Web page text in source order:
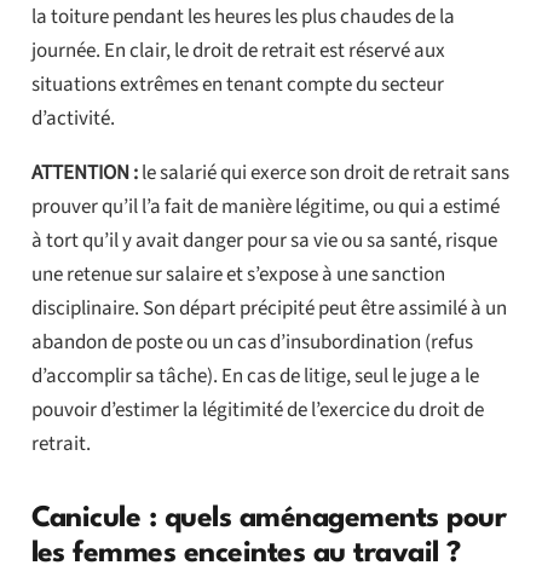
la toiture pendant les heures les plus chaudes de la
journée. En clair, le droit de retrait est réservé aux
situations extrêmes en tenant compte du secteur
d’activité.
ATTENTION :le salarié qui exerce son droit de retrait sans
prouver qu’il l’a fait de manière légitime, ou qui a estimé
à tort qu’il y avait danger pour sa vie ou sa santé, risque
une retenue sur salaire et s’expose à une sanction
disciplinaire. Son départ précipité peut être assimilé à un
abandon de poste ou un cas d’insubordination (refus
d’accomplir sa tâche). En cas de litige, seul le juge a le
pouvoir d’estimer la légitimité de l’exercice du droit de
retrait.
Canicule : quels aménagements pour
les femmes enceintes au travail ?